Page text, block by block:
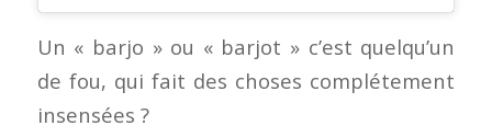
Un « barjo » ou « barjot » c’est quelqu’un
de fou, qui fait des choses complétement
insensées ?